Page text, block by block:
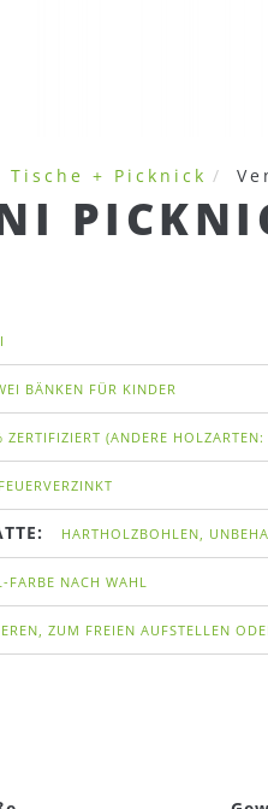
Tische + Picknick
BÄNKEN FÜR KINDER
ZERTIFIZIERT (ANDERE
HARTHOLZBOHLEN,
FARBE NACH WAHL
ZUM FREIEN AUFSTELLEN